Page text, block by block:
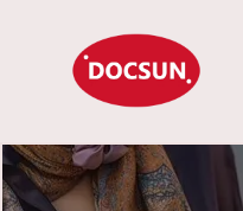
springen